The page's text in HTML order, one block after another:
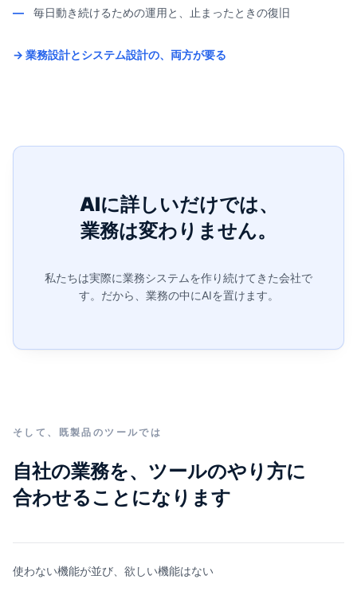
— 毎日動き続けるための運用と、止まったときの復旧
→ 業務設計とシステム設計の、両方が要る
AIに詳しいだけでは、
業務は変わりません。
私たちは実際に業務システムを作り続けてきた会社で
す。 だから、業務の中にAIを置けます。
そして、既製品のツールでは
自社の業務を、ツールのやり方に
合わせることになります
使わない機能が並び、欲しい機能はない